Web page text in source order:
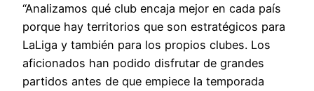
“Analizamos qué club encaja mejor en cada país
porque hay territorios que son estratégicos para
LaLiga y también para los propios clubes. Los
aficionados han podido disfrutar de grandes
partidos antes de que empiece la temporada